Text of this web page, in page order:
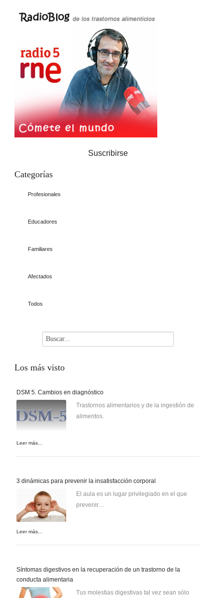
Suscribirse
Categorías
Profesionales
Educadores
Familiares
Afectados
Todos
Los más visto
DSM 5. Cambios en diagnóstico
Trastornos alimentarios y de la ingestión de
alimentos.
Leer más...
3 dinámicas para prevenir la insatisfacción corporal
El aula es un lugar privilegiado en el que
prevenir…
Leer más...
Síntomas digestivos en la recuperación de un trastorno de la
conducta alimentaria
Tus molestias digestivas tal vez sean sólo